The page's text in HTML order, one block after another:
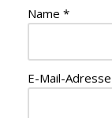
Name *
E-Mail-Adresse